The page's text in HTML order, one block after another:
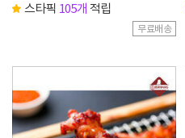
스타픽 105개 적립
무료배송